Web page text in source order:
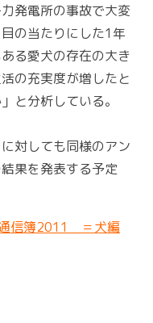
発電所の事故で大変
の当たりにした1年
る愛犬の存在の大き
の充実度が増したと
と分析している。
対しても同様のアン
果を発表する予定
信簿2011 ＝犬編